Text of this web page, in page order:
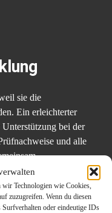
wir Technologien wie Cookies,
zuzugreifen. Wenn du diesen
oder eindeutige IDs
sie die
Ein erleichterter
bei der
und alle
dass keine Fehler